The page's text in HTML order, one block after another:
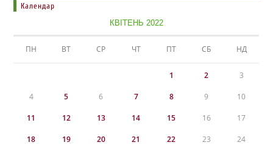
Календар
КВІТЕНЬ 2022
ПН ВТ СР ЧТ ПТ СБ НД
1 2 3
4 5 6 7 8 9 10
11 12 13 14 15 16 17
18 19 20 21 22 23 24